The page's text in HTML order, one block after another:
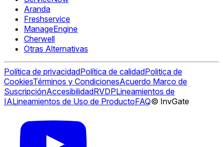
Aranda
Freshservice
ManageEngine
Cherwell
Otras Alternativas
Política de privacidadPolítica de calidadPolitica de
CookiesTérminos y CondicionesAcuerdo Marco de
SuscripciónAccesibilidadRVDPLineamientos de
IALineamientos de Uso de ProductoFAQ© InvGate